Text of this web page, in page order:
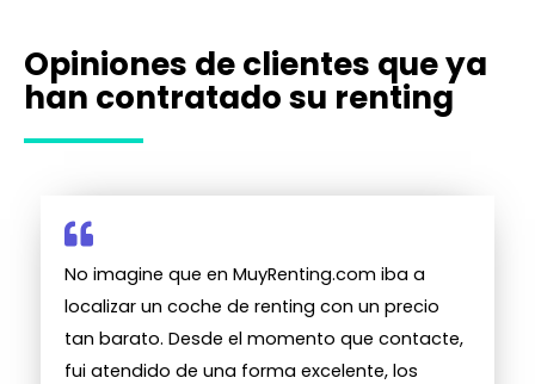
Opiniones de clientes que ya
han contratado su renting
No imagine que en MuyRenting.com iba a
localizar un coche de renting con un precio
tan barato. Desde el momento que contacte,
fui atendido de una forma excelente, los